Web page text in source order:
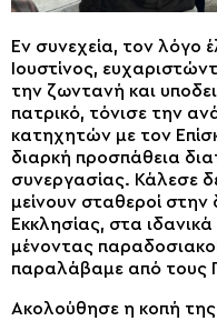
Εν συνεχεία, τον λόγο
Ιουστίνος,
την ζωντανή και
πατρικό, τόνισε την
κατηχητών με τον
διαρκή προσπάθεια
συνεργασίας. Κάλεσε
μείνουν σταθεροί στην
Εκκλησίας, στα
μένοντας
παραλάβαμε από τους
Ακολούθησε η κοπή